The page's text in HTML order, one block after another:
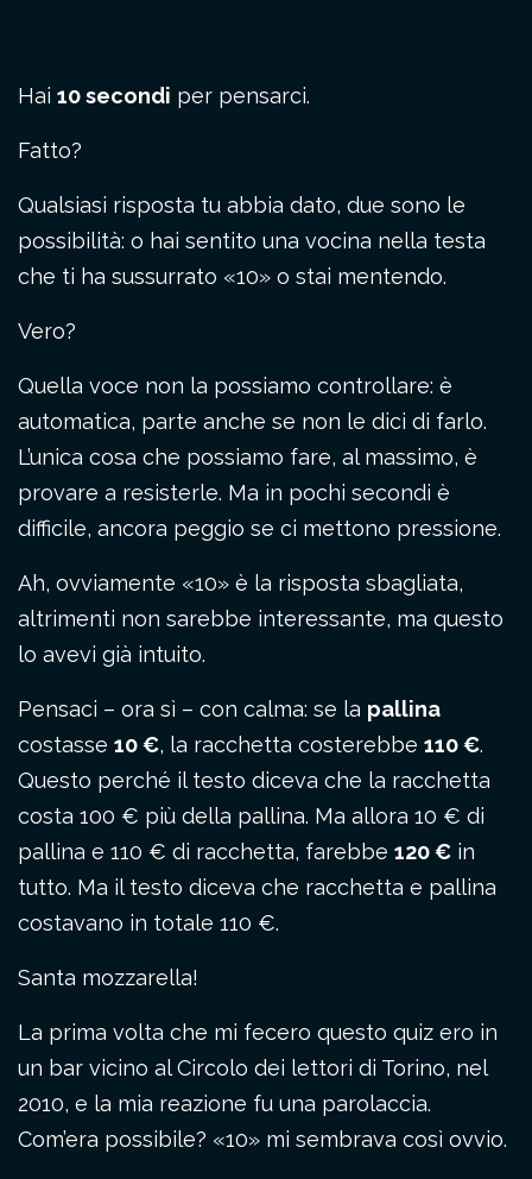
Hai 10 secondi per pensarci.
Fatto?
Qualsiasi risposta tu abbia dato, due sono le
possibilità: o hai sentito una vocina nella testa
che ti ha sussurrato «10» o stai mentendo.
Vero?
Quella voce non la possiamo controllare: è
automatica, parte anche se non le dici di farlo.
L’unica cosa che possiamo fare, al massimo, è
provare a resisterle. Ma in pochi secondi è
difficile, ancora peggio se ci mettono pressione.
Ah, ovviamente «10» è la risposta sbagliata,
altrimenti non sarebbe interessante, ma questo
lo avevi già intuito.
Pensaci – ora sì – con calma: se la pallina
costasse 10 €, la racchetta costerebbe 110 €.
Questo perché il testo diceva che la racchetta
costa 100 € più della pallina. Ma allora 10 € di
pallina e 110 € di racchetta, farebbe 120 € in
tutto. Ma il testo diceva che racchetta e pallina
costavano in totale 110 €.
Santa mozzarella!
La prima volta che mi fecero questo quiz ero in
un bar vicino al Circolo dei lettori di Torino, nel
2010, e la mia reazione fu una parolaccia.
Com’era possibile? «10» mi sembrava così ovvio.